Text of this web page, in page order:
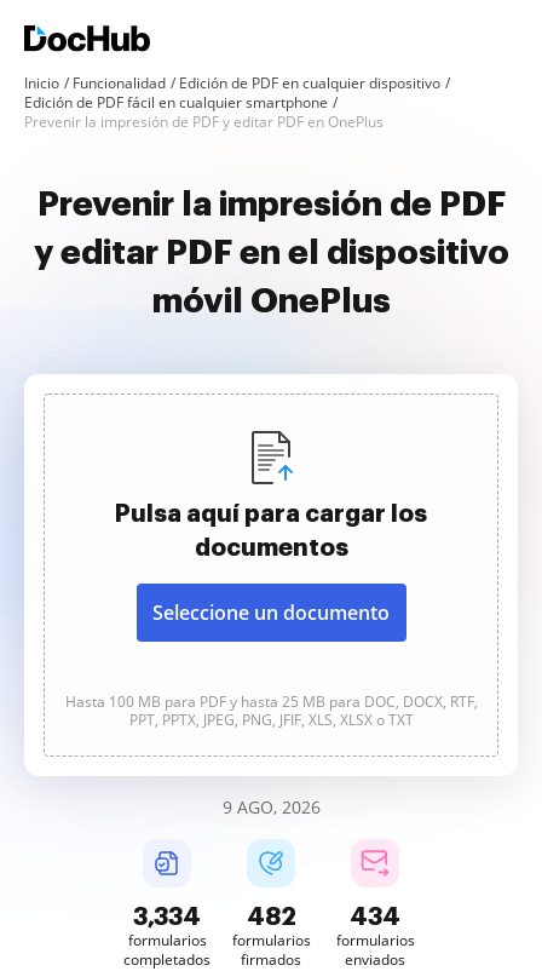
Inicio Funcionalidad
Edición de PDF en cualquier dispositivo
Edición de PDF fácil en cualquier smartphone
Prevenir la impresión de PDF y editar PDF en OnePlus
Prevenir la impresión de PDF
y editar PDF en el dispositivo
móvil OnePlus
Pulsa aquí para cargar los
documentos
Seleccione un documento
Hasta 100 MB para PDF y hasta 25 MB para DOC, DOCX, RTF,
PPT, PPTX, JPEG, PNG, JFIF, XLS, XLSX o TXT
9 AGO, 2026
3,334
formularios
completados
482
formularios
firmados
434
formularios
enviados